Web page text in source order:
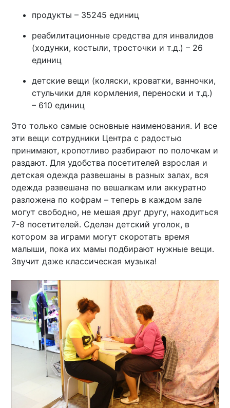
продукты – 35245 единиц
реабилитационные средства для инвалидов
(ходунки, костыли, тросточки и т.д.) – 26
единиц
детские вещи (коляски, кроватки, ванночки,
стульчики для кормления, переноски и т.д.)
– 610 единиц
Это только самые основные наименования. И все
эти вещи сотрудники Центра с радостью
принимают, кропотливо разбирают по полочкам и
раздают. Для удобства посетителей взрослая и
детская одежда развешаны в разных залах, вся
одежда развешана по вешалкам или аккуратно
разложена по кофрам – теперь в каждом зале
могут свободно, не мешая друг другу, находиться
7-8 посетителей. Сделан детский уголок, в
котором за играми могут скоротать время
малыши, пока их мамы подбирают нужные вещи.
Звучит даже классическая музыка!